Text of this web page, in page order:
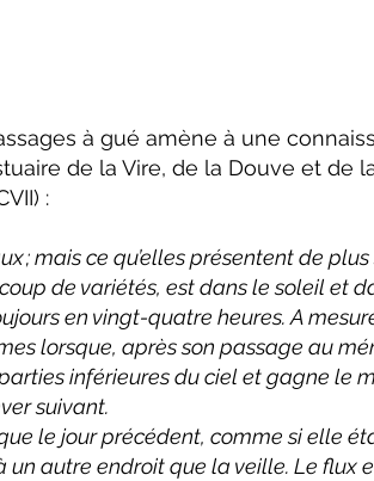
à gué amène à une
de la Vire, de la Douve et de
:
; mais ce qu’elles présentent de
de variétés, est dans le soleil et
en vingt-quatre heures. A
lorsque, après son passage au
inférieures du ciel et gagne le
suivant.
le jour précédent, comme si elle
un autre endroit que la veille. Le